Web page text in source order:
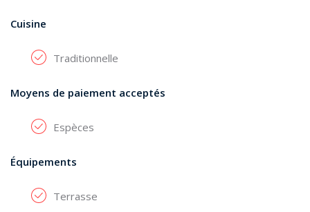
Cuisine
Traditionnelle
Moyens de paiement acceptés
Espèces
Équipements
Terrasse